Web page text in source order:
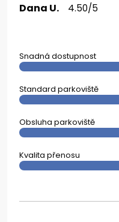
Dana U. 4.50/5
Snadná dostupnost
Standard parkoviště
Obsluha parkoviště
Kvalita přenosu